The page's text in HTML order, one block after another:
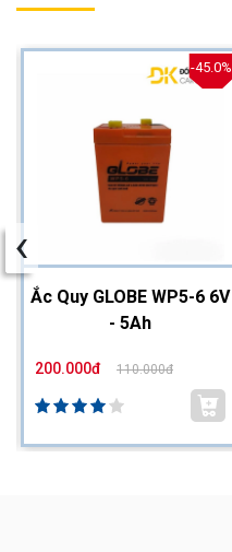
-45.0%
Ắc Quy GLOBE WP5-6 6V
- 5Ah
200.000đ 110.000đ
‹